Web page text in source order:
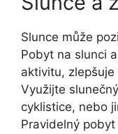
Slunce může
Pobyt na slunci
aktivitu,
Využijte
cyklistice, nebo
Pravidelný